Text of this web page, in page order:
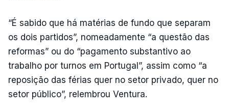
“É sabido que há matérias de fundo que separam
os dois partidos”, nomeadamente “a questão das
reformas” ou do “pagamento substantivo ao
trabalho por turnos em Portugal”, assim como “a
reposição das férias quer no setor privado, quer no
setor público”, relembrou Ventura.